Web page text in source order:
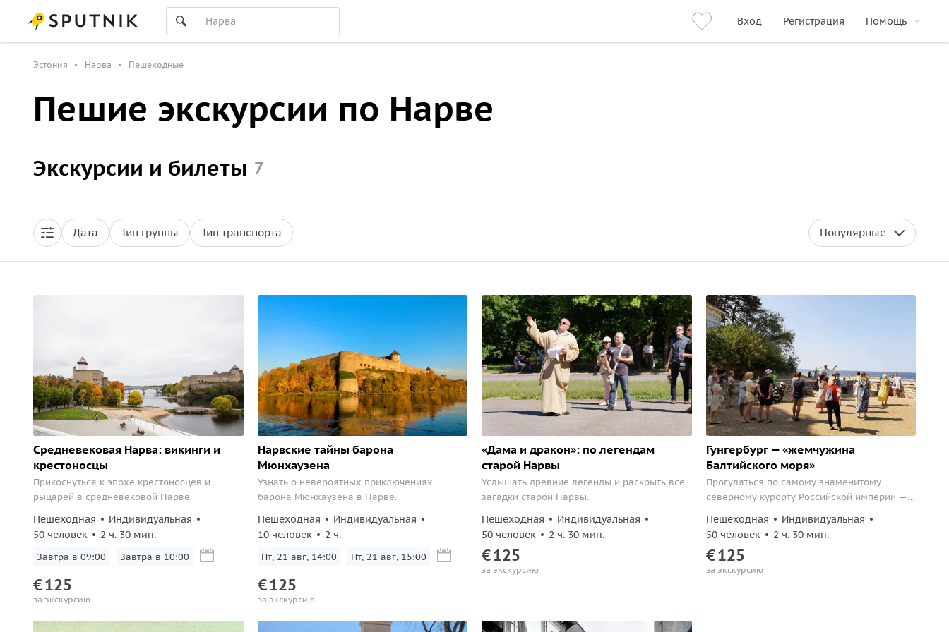
Вход Регистрация Помощь
Эстония Нарва Пешеходные
Пешие экскурсии по Нарве
Экскурсии и билеты 7
Дата Тип группы Тип транспорта Популярные
Средневековая Нарва: викинги и
крестоносцы
Прикоснуться к эпохе крестоносцев и
рыцарей в средневековой Нарве.
Пешеходная
Индивидуальная
50 человек
2 ч. 30 мин.
Завтра в 09:00 Завтра в 10:00
€125
за экскурсию
Нарвские тайны барона
Мюнхаузена
Узнать о невероятных приключениях
барона Мюнхаузена в Нарве.
Пешеходная
Индивидуальная
10 человек
2 ч.
Пт, 21 авг, 14:00 Пт, 21 авг, 15:00
€125
за экскурсию
«Дама и дракон»: по легендам
старой Нарвы
Услышать древние легенды и раскрыть все
загадки старой Нарвы.
Пешеходная
Индивидуальная
50 человек
2 ч. 30 мин.
€125
за экскурсию
Гунгербург — «жемчужина
Балтийского моря»
Прогуляться по самому знаменитому
северному курорту Российской империи —
Пешеходная
Индивидуальная
50 человек
2 ч. 30 мин.
€125
за экскурсию